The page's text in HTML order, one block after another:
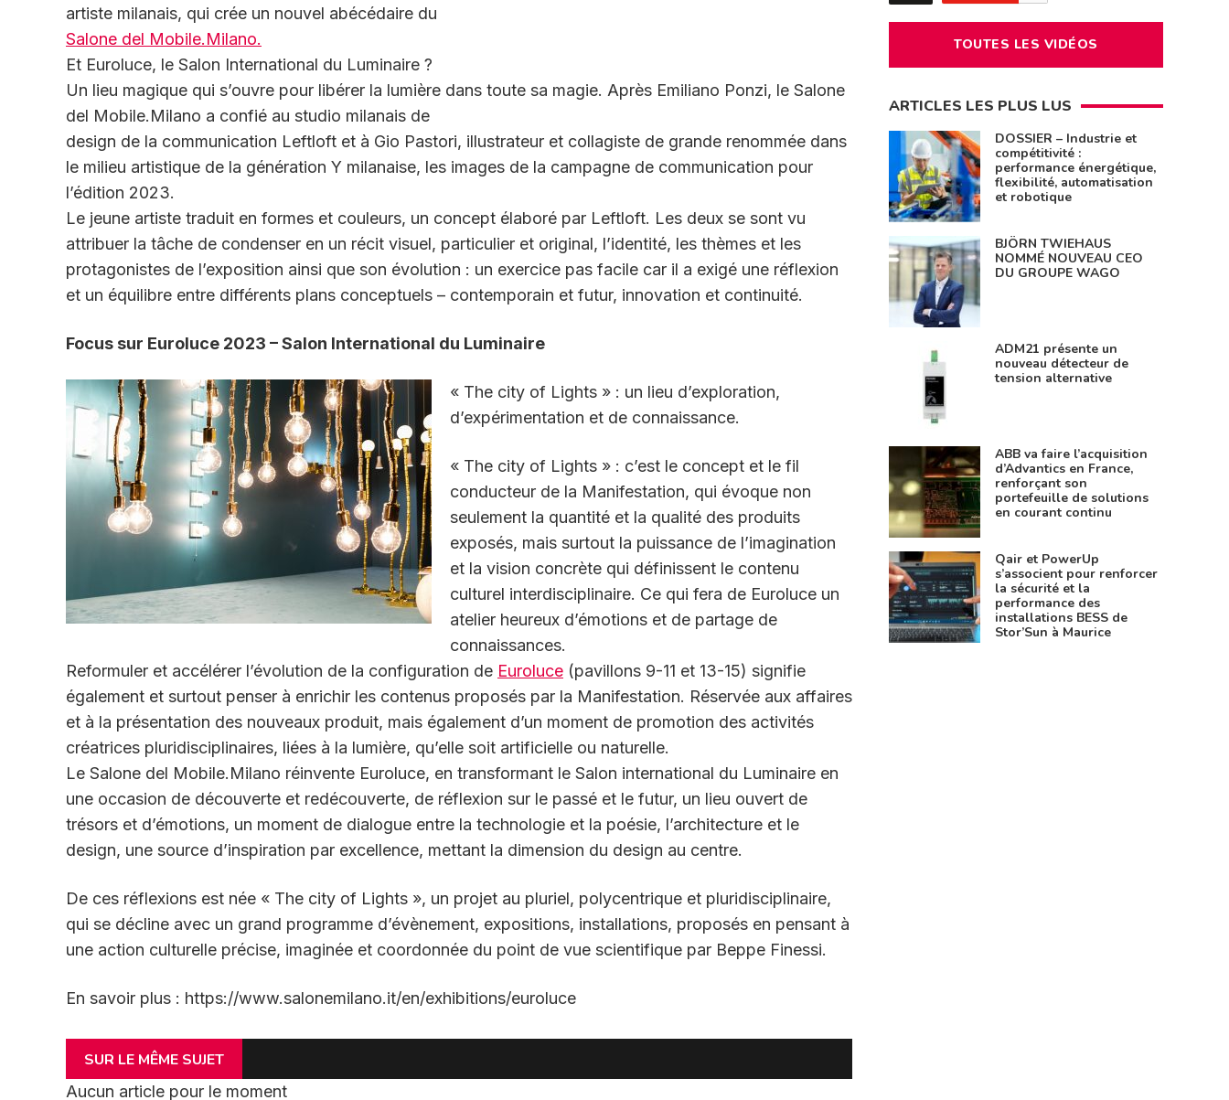
artiste milanais, qui crée un nouvel abécédaire du
Salone del Mobile.Milano.
Et Euroluce, le Salon International du Luminaire ?
Un lieu magique qui s’ouvre pour libérer la lumière dans toute sa magie. Après Emiliano Ponzi, le Salone
del Mobile.Milano a confié au studio milanais de
design de la communication Leftloft et à Gio Pastori, illustrateur et collagiste de grande renommée dans
le milieu artistique de la génération Y milanaise, les images de la campagne de communication pour
l’édition 2023.
Le jeune artiste traduit en formes et couleurs, un concept élaboré par Leftloft. Les deux se sont vu
attribuer la tâche de condenser en un récit visuel, particulier et original, l’identité, les thèmes et les
protagonistes de l’exposition ainsi que son évolution : un exercice pas facile car il a exigé une réflexion
et un équilibre entre différents plans conceptuels – contemporain et futur, innovation et continuité.
Focus sur Euroluce 2023 – Salon International du Luminaire
« The city of Lights » : un lieu d’exploration,
d’expérimentation et de connaissance.
« The city of Lights » : c’est le concept et le fil
conducteur de la Manifestation, qui évoque non
seulement la quantité et la qualité des produits
exposés, mais surtout la puissance de l’imagination
et la vision concrète qui définissent le contenu
culturel interdisciplinaire. Ce qui fera de Euroluce un
atelier heureux d’émotions et de partage de
connaissances.
Reformuler et accélérer l’évolution de la configuration de Euroluce (pavillons 9-11 et 13-15) signifie
également et surtout penser à enrichir les contenus proposés par la Manifestation. Réservée aux affaires
et à la présentation des nouveaux produit, mais également d’un moment de promotion des activités
créatrices pluridisciplinaires, liées à la lumière, qu’elle soit artificielle ou naturelle.
Le Salone del Mobile.Milano réinvente Euroluce, en transformant le Salon international du Luminaire en
une occasion de découverte et redécouverte, de réflexion sur le passé et le futur, un lieu ouvert de
trésors et d’émotions, un moment de dialogue entre la technologie et la poésie, l’architecture et le
design, une source d’inspiration par excellence, mettant la dimension du design au centre.
De ces réflexions est née « The city of Lights », un projet au pluriel, polycentrique et pluridisciplinaire,
qui se décline avec un grand programme d’évènement, expositions, installations, proposés en pensant à
une action culturelle précise, imaginée et coordonnée du point de vue scientifique par Beppe Finessi.
En savoir plus : https://www.salonemilano.it/en/exhibitions/euroluce
SUR LE MÊME SUJET
Aucun article pour le moment
TOUTES LES VIDÉOS
ARTICLES LES PLUS LUS
DOSSIER – Industrie et
compétitivité :
performance énergétique,
flexibilité, automatisation
et robotique
BJÖRN TWIEHAUS
NOMMÉ NOUVEAU CEO
DU GROUPE WAGO
ADM21 présente un
nouveau détecteur de
tension alternative
ABB va faire l’acquisition
d’Advantics en France,
renforçant son
portefeuille de solutions
en courant continu
Qair et PowerUp
s’associent pour renforcer
la sécurité et la
performance des
installations BESS de
Stor’Sun à Maurice